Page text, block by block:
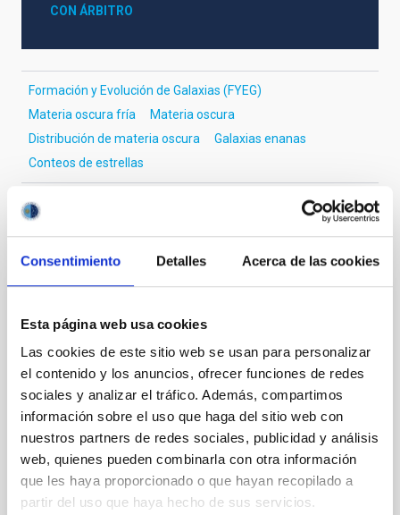
Consentimiento Detalles Acerca de las cookies
Esta página web usa cookies
Las cookies de este sitio web se usan para personalizar
el contenido y los anuncios, ofrecer funciones de redes
sociales y analizar el tráfico. Además, compartimos
información sobre el uso que haga del sitio web con
nuestros partners de redes sociales, publicidad y análisis
web, quienes pueden combinarla con otra información
que les haya proporcionado o que hayan recopilado a
partir del uso que haya hecho de sus servicios.
CON ÁRBITRO
Formación y Evolución de Galaxias (FYEG)
Materia oscura fría
Materia oscura
Distribución de materia oscura
Galaxias enanas
Conteos de estrellas
Te puede interesar
Magnetic Field Alignment with Dense
Cores in the Transition between Cloud and
Core Scales
In a magnetically dominated model of star formation,
we expect to see alignments between the magnetic
field orientation of star-forming dense cores and the
cloud-scale magnetic field. A. Pandhi et al. showed
instead, however, that the orientation of cores and